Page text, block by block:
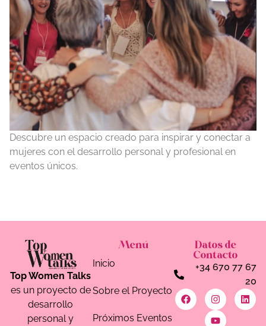
Descubre un espacio creado para inspirar y conectar a
mujeres con el desarrollo personal y profesional en
eventos únicos.
Top Women Talks
es un proyecto de
desarrollo
personal y
Menú
Inicio
Sobre el Proyecto
Próximos Eventos
Datos de
Contacto
+34 670 77 67
20